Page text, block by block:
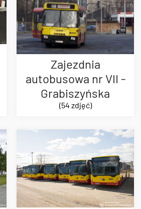
Zajezdnia
autobusowa nr VII -
Grabiszyńska
(54 zdjęć)